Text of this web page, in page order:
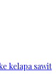
kelapa sawit